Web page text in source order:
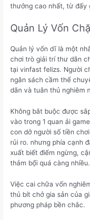
thưởng cao nhất, từ đấy
Quản Lý Vốn
Quản lý vốn dĩ là một
chơi trò giải trí thư dãn
tại vinfast felizs. Người
ngân sách cầm thể
dãn và tuân thủ nghiêm
Không bắt buộc được
vào trong 1 quan ải
con dở người số tiền
rủi ro. nhưng phía cạnh
xuất biết điểm ngừng,
thảm bộ́i quá càng nhiều.
Việc cai chữa vốn
thủ bít chở gia sản của
phương pháp bền chắc.